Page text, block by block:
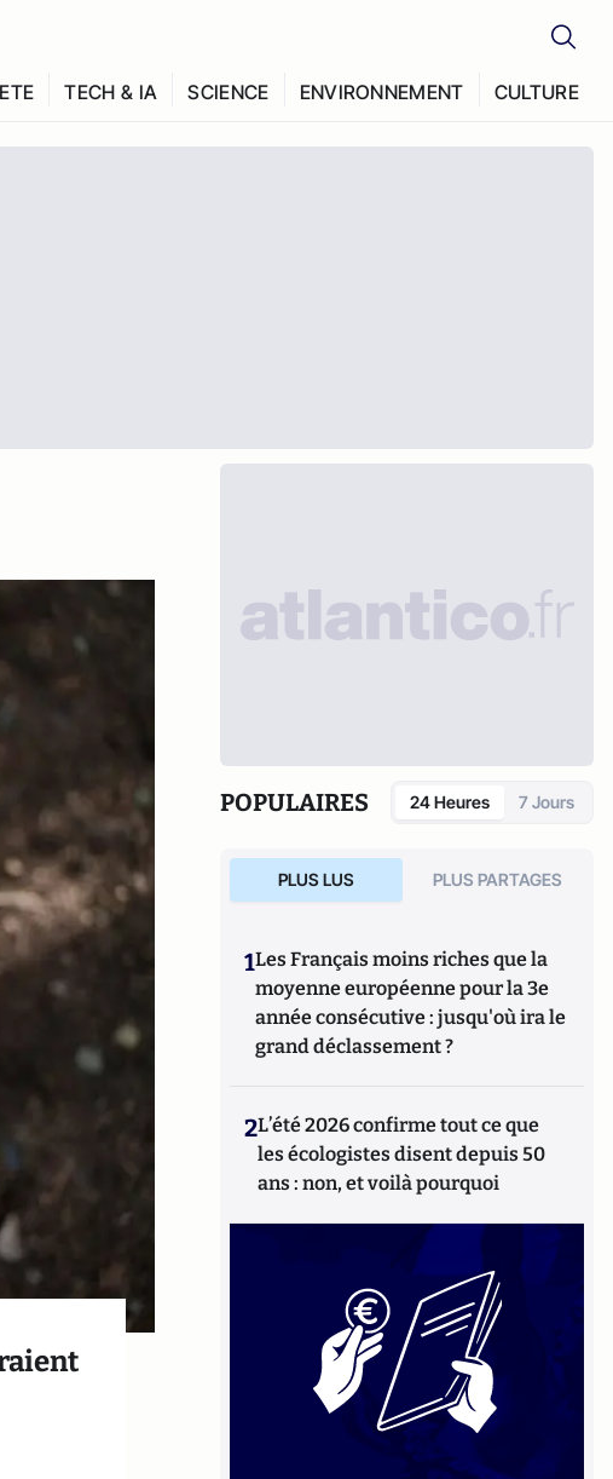
TECH & IA SCIENCE ENVIRONNEMENT CULTURE
POPULAIRES 24 Heures 7 Jours
PLUS LUS PLUS PARTAGES
1Les Français moins riches que la
moyenne européenne pour la 3e
année consécutive : jusqu'où ira le
grand déclassement ?
2L’été 2026 confirme tout ce que
les écologistes disent depuis 50
ans : non, et voilà pourquoi